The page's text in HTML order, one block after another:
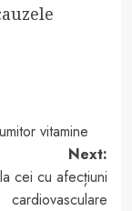
vitamine
Next:
cei cu afecțiuni
cardiovasculare